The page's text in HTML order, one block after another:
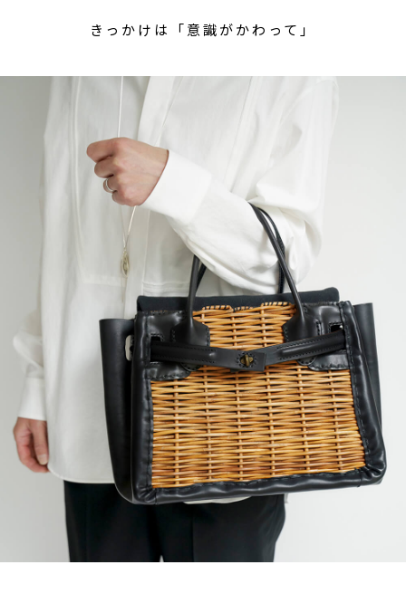
きっかけは「意識がかわって」